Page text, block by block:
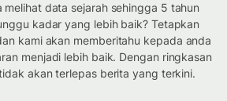
melihat data sejarah sehingga 5 tahun
kadar yang lebih baik? Tetapkan
kami akan memberitahu kepada anda
menjadi lebih baik. Dengan ringkasan
akan terlepas berita yang terkini.